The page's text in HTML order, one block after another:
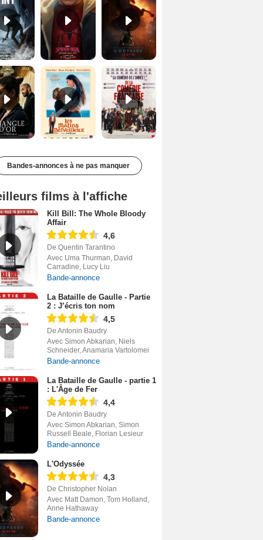
Le Triangle d'or Bande-annonce VF De la Comédie-Française Teaser VF
Bandes-annonces à ne pas manquer
films à l'affiche
Kill Bill: The Whole Bloody
Affair
4,6
De Quentin Tarantino
Avec Uma Thurman, David
Carradine, Lucy Liu
Bande-annonce
La Bataille de Gaulle - Partie
2 : J’écris ton nom
4,5
De Antonin Baudry
Avec Simon Abkarian, Niels
Schneider, Anamaria Vartolomei
Bande-annonce
La Bataille de Gaulle - partie 1
: L'Âge de Fer
4,4
De Antonin Baudry
Avec Simon Abkarian, Simon
Russell Beale, Florian Lesieur
Bande-annonce
L'Odyssée
4,3
De Christopher Nolan
Avec Matt Damon, Tom Holland,
Anne Hathaway
Bande-annonce